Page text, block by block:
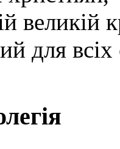
великій
для